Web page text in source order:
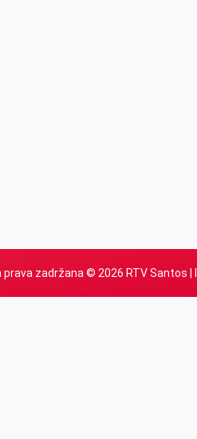
prava zadržana © 2026 RTV Santos |